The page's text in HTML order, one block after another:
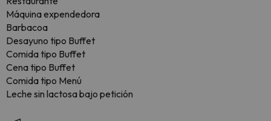
Máquina expendedora
Barbacoa
Desayuno tipo Buffet
Comida tipo Buffet
Cena tipo Buffet
Comida tipo Menú
Leche sin lactosa bajo petición